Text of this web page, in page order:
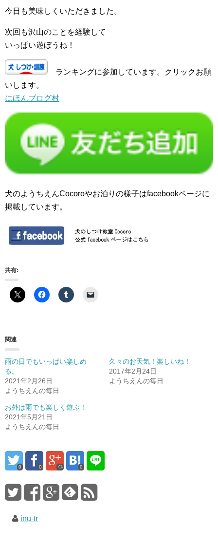
今日も美味しくいただきました。
次回も沢山のことを経験して
いっぱい遊ぼうね！
ランキングに参加しています。クリックお願
いします。
にほんブログ村
犬のようちえんCocoroやお泊りの様子はfacebookページに
掲載しています。
共有:
関連
雨の日でもいっぱい楽しめ
る。
2021年2月26日
ようちえんの毎日
久々のお天気！楽しいね！
2017年2月24日
ようちえんの毎日
お外は雨でも楽しく遊ぶ！
2021年5月21日
ようちえんの毎日
0 0 0
inu-tr